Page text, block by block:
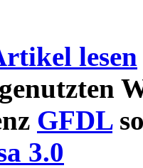
lesen
GFDL
3.0